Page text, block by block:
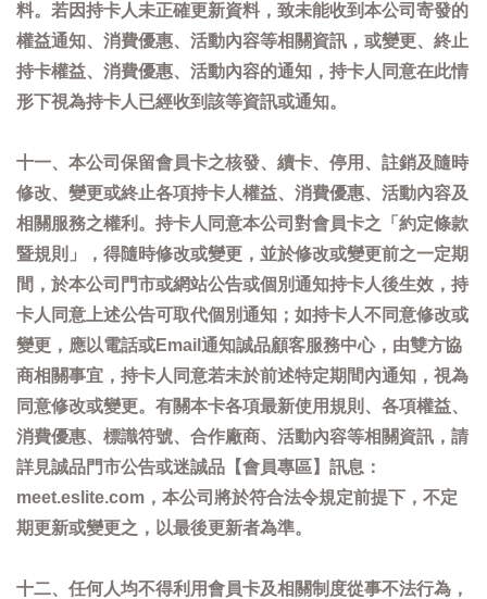
料。若因持卡人未正確更新資料，致未能收到本公司寄發的
權益通知、消費優惠、活動內容等相關資訊，或變更、終止
持卡權益、消費優惠、活動內容的通知，持卡人同意在此情
形下視為持卡人已經收到該等資訊或通知。
十一、本公司保留會員卡之核發、續卡、停用、註銷及隨時
修改、變更或終止各項持卡人權益、消費優惠、活動內容及
相關服務之權利。持卡人同意本公司對會員卡之「約定條款
暨規則」，得隨時修改或變更，並於修改或變更前之一定期
間，於本公司門市或網站公告或個別通知持卡人後生效，持
卡人同意上述公告可取代個別通知；如持卡人不同意修改或
變更，應以電話或Email通知誠品顧客服務中心，由雙方協
商相關事宜，持卡人同意若未於前述特定期間內通知，視為
同意修改或變更。有關本卡各項最新使用規則、各項權益、
消費優惠、標識符號、合作廠商、活動內容等相關資訊，請
詳見誠品門市公告或迷誠品【會員專區】訊息：
meet.eslite.com，本公司將於符合法令規定前提下，不定
期更新或變更之，以最後更新者為準。
十二、任何人均不得利用會員卡及相關制度從事不法行為，